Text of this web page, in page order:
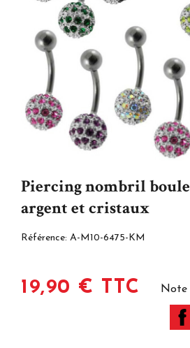
Piercing nombril boule
argent et cristaux
Référence: A-M10-6475-KM
19,90 € TTC Note